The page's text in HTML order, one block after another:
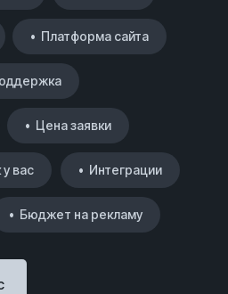
• Платформа сайта
• Цена заявки
у вас • Интеграции
• Бюджет на рекламу